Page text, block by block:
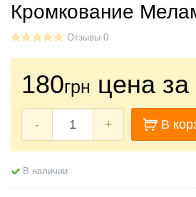
Кромкование
Отзывы 0
180грн цена
- + В
В наличии